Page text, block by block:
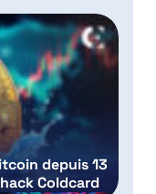
depuis 13
Coldcard